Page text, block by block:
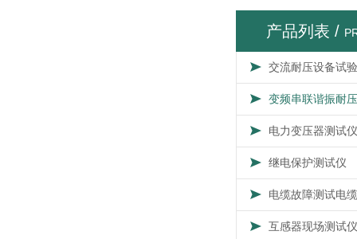
产品列表 /
交流耐压设备试
变频串联谐振耐
电力变压器测试
继电保护测试仪
电缆故障测试电
互感器现场测试仪